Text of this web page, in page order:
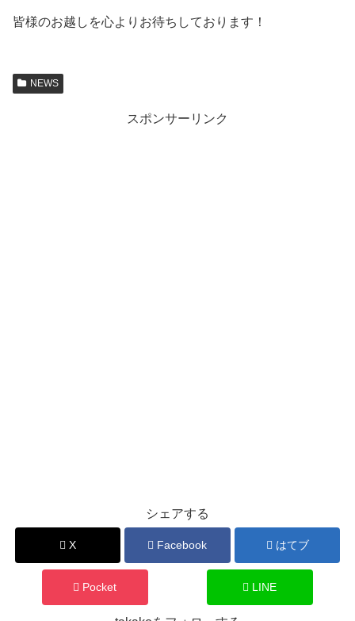
皆様のお越しを心よりお待ちしております！
NEWS
スポンサーリンク
シェアする
X Facebook はてブ
Pocket LINE